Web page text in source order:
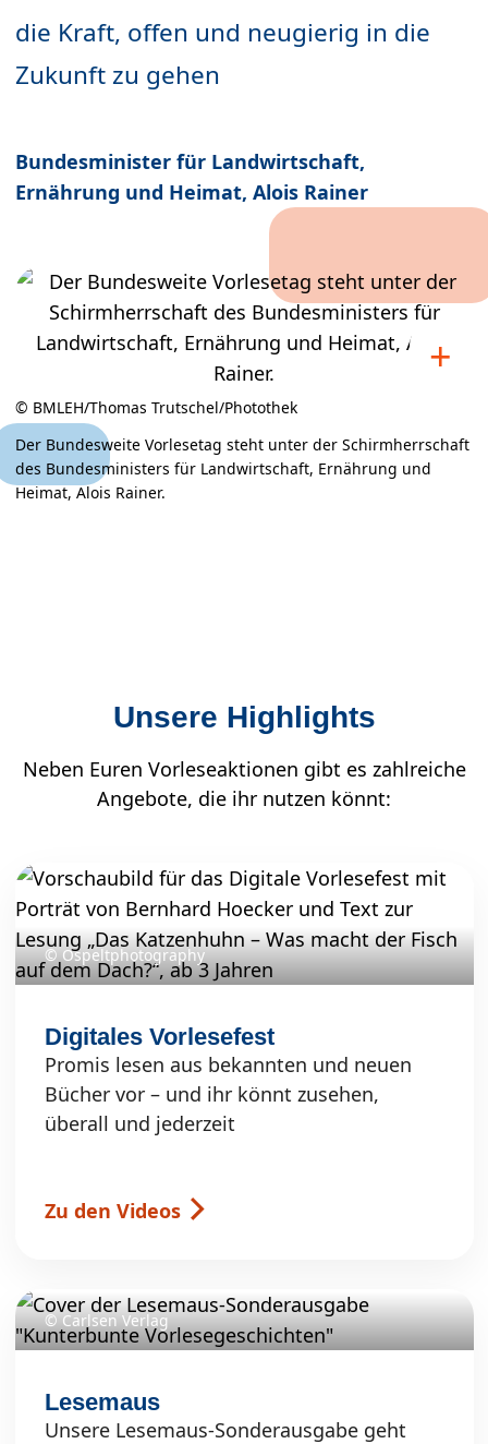
die Kraft, offen und neugierig in die
Zukunft zu gehen
Bundesminister für Landwirtschaft,
Ernährung und Heimat, Alois Rainer
© BMLEH/Thomas Trutschel/Photothek
Der Bundesweite Vorlesetag steht unter der Schirmherrschaft
des Bundesministers für Landwirtschaft, Ernährung und
Heimat, Alois Rainer.
Unsere Highlights
Neben Euren Vorleseaktionen gibt es zahlreiche
Angebote, die ihr nutzen könnt:
© Ospeltphotography
Digitales Vorlesefest
Promis lesen aus bekannten und neuen
Bücher vor – und ihr könnt zusehen,
überall und jederzeit
Zu den Videos
© Carlsen Verlag
Lesemaus
Unsere Lesemaus-Sonderausgabe geht